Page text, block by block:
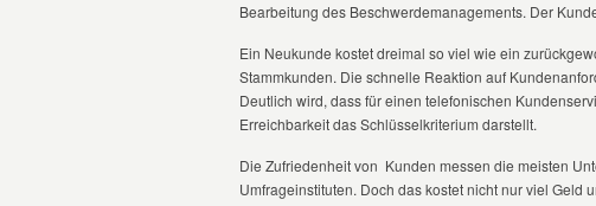
Bearbeitung des Beschwerdemanagements. Der
Ein Neukunde kostet dreimal so viel wie ein
Stammkunden. Die schnelle Reaktion auf
Deutlich wird, dass für einen telefonischen
Erreichbarkeit das Schlüsselkriterium darstellt.
Die Zufriedenheit von Kunden messen die meisten
Umfrageinstituten. Doch das kostet nicht nur viel Geld